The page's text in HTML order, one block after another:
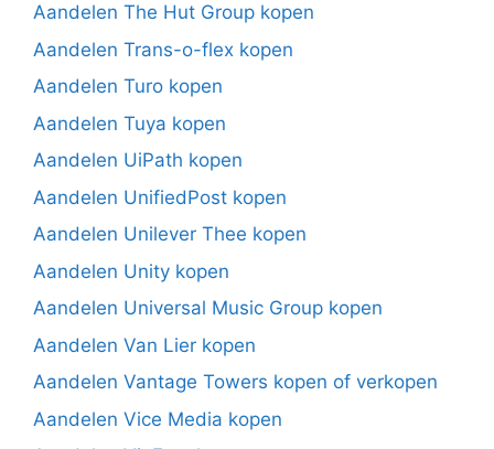
Aandelen The Hut Group kopen
Aandelen Trans-o-flex kopen
Aandelen Turo kopen
Aandelen Tuya kopen
Aandelen UiPath kopen
Aandelen UnifiedPost kopen
Aandelen Unilever Thee kopen
Aandelen Unity kopen
Aandelen Universal Music Group kopen
Aandelen Van Lier kopen
Aandelen Vantage Towers kopen of verkopen
Aandelen Vice Media kopen